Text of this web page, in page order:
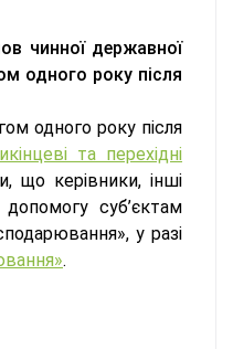
чинної державної
одного року після
одного року після
та перехідні
що керівники, інші
суб’єктам
у разі
.